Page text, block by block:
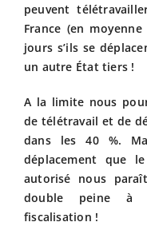
peuvent
France (en
jours s’ils se
un autre État tiers !
A la limite nous
de télétravail et de
dans les 40 %.
déplacement que
autorisé nous
double peine à
fiscalisation !